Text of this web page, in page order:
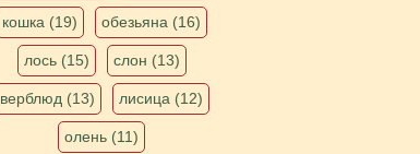
кошка (19) обезьяна (16)
лось (15) слон (13)
верблюд (13) лисица (12)
олень (11)